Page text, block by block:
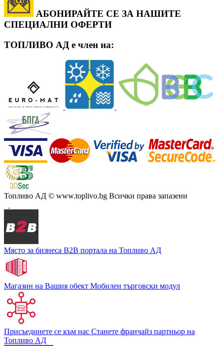
АБОНИРАЙТЕ СЕ ЗА НАШИТЕ
СПЕЦИАЛНИ ОФЕРТИ
ТОПЛИВО АД е член на:
Топливо АД © www.toplivo.bg Всички права запазени
Място за бизнеса В2В портала на Топливо АД
Магазин на Вашия обект Мобилен търговски модул
Присъединете се към нас Станете франчайз партньор на
Топливо АД